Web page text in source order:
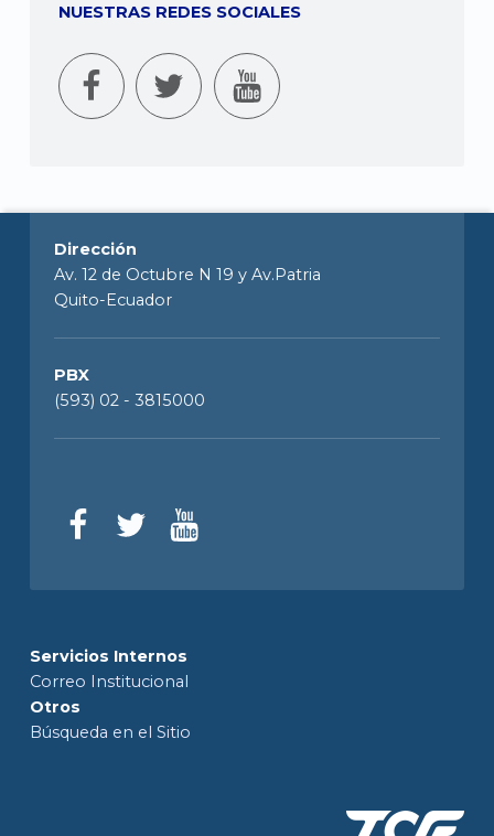
NUESTRAS REDES SOCIALES
Dirección
Av. 12 de Octubre N 19 y Av.Patria
Quito-Ecuador
PBX
(593) 02 - 3815000
Servicios Internos
Correo Institucional
Otros
Búsqueda en el Sitio